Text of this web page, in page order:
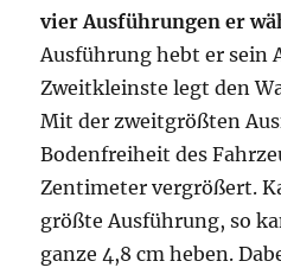
vier Ausführungen er
Ausführung hebt er sein
Zweitkleinste legt den
Mit der zweitgrößten
Bodenfreiheit des
Zentimeter vergrößert.
größte Ausführung, so
ganze 4,8 cm heben.